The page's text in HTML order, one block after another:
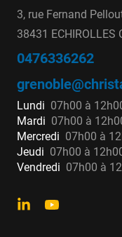
3, rue Fernand
38431 ECHIROLLES
0476336262
Lundi 07h00 à
Mardi 07h00 à
Mercredi 07h00 à
Jeudi 07h00 à
Vendredi 07h00 à